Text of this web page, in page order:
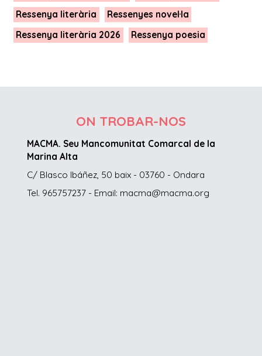
Ressenya literària
Ressenyes novel·la
Ressenya literària 2026
Ressenya poesia
ON TROBAR-NOS
MACMA. Seu Mancomunitat Comarcal de la
Marina Alta
C/ Blasco Ibáñez, 50 baix - 03760 - Ondara
Tel. 965757237 - Email: macma@macma.org